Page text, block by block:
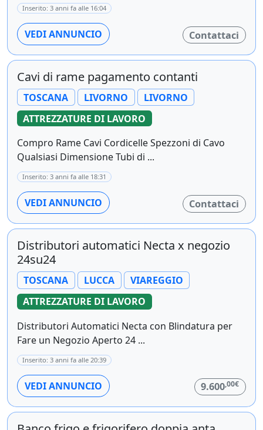
Inserito: 3 anni fa alle 16:04
VEDI ANNUNCIO Contattaci
Cavi di rame pagamento contanti
TOSCANA LIVORNO
LIVORNO
ATTREZZATURE DI LAVORO
Compro Rame Cavi Cordicelle Spezzoni di Cavo
Qualsiasi Dimensione Tubi di ...
Inserito: 3 anni fa alle 18:31
VEDI ANNUNCIO Contattaci
Distributori automatici Necta x negozio
24su24
TOSCANA LUCCA
VIAREGGIO
ATTREZZATURE DI LAVORO
Distributori Automatici Necta con Blindatura per
Fare un Negozio Aperto 24 ...
Inserito: 3 anni fa alle 20:39
VEDI ANNUNCIO 9.600,00€